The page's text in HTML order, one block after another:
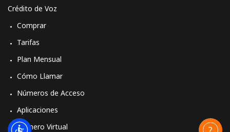
Crédito de Voz
Comprar
Tarifas
Plan Mensual
Cómo Llamar
Números de Acceso
Aplicaciones
Número Virtual